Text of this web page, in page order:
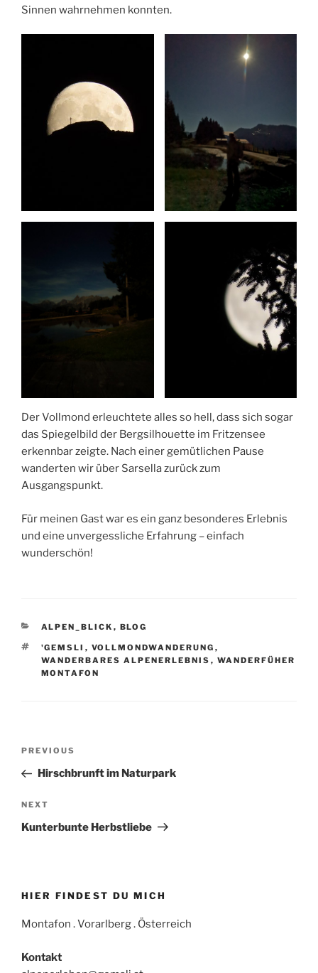
Sinnen wahrnehmen konnten.
Der Vollmond erleuchtete alles so hell, dass sich sogar
das Spiegelbild der Bergsilhouette im Fritzensee
erkennbar zeigte. Nach einer gemütlichen Pause
wanderten wir über Sarsella zurück zum
Ausgangspunkt.
Für meinen Gast war es ein ganz besonderes Erlebnis
und eine unvergessliche Erfahrung – einfach
wunderschön!
CATEGORIES
ALPEN_BLICK , BLOG
TAGS
'GEMSLI , VOLLMONDWANDERUNG ,
WANDERBARES ALPENERLEBNIS , WANDERFÜHER
MONTAFON
Beitrags-
Previous
Post
PREVIOUS
Hirschbrunft im Naturpark
Next
Post
NEXT
Kunterbunte Herbstliebe
HIER FINDEST DU MICH
Montafon . Vorarlberg . Österreich
Kontakt